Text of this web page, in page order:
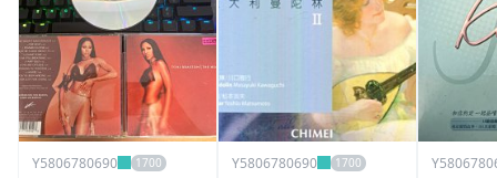
Y5806780690 Y5806780690